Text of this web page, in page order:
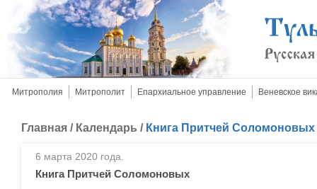
Митрополия Митрополит Епархиальное управление Веневское
Главная / Календарь / Книга Притчей Соломоновых
6 марта 2020 года.
Книга Притчей Соломоновых